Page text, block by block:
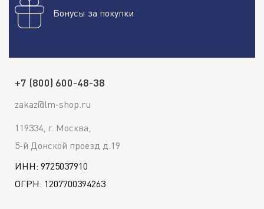
Бонусы за покупки
+7 (800) 600-48-38
zakaz@lm-shop.ru
119334, г. Москва,
5-й Донской проезд д.19
ИНН: 9725037910
ОГРН: 1207700394263